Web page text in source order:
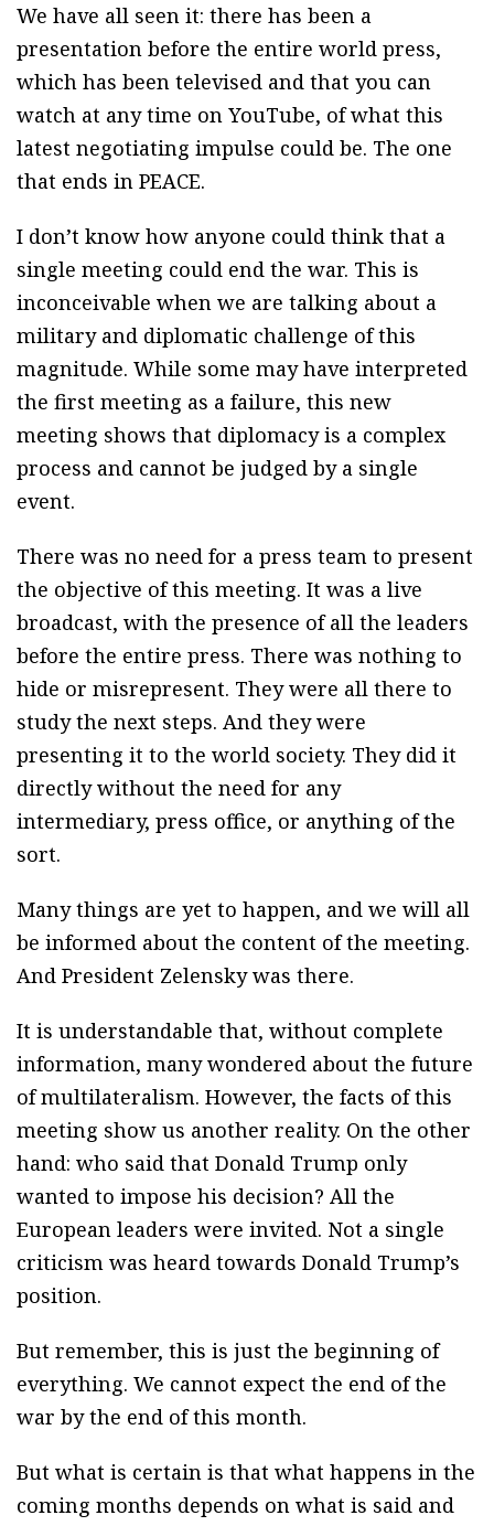
We have all seen it: there has been a
presentation before the entire world press,
which has been televised and that you can
watch at any time on YouTube, of what this
latest negotiating impulse could be. The one
that ends in PEACE.
I don’t know how anyone could think that a
single meeting could end the war. This is
inconceivable when we are talking about a
military and diplomatic challenge of this
magnitude. While some may have interpreted
the first meeting as a failure, this new
meeting shows that diplomacy is a complex
process and cannot be judged by a single
event.
There was no need for a press team to present
the objective of this meeting. It was a live
broadcast, with the presence of all the leaders
before the entire press. There was nothing to
hide or misrepresent. They were all there to
study the next steps. And they were
presenting it to the world society. They did it
directly without the need for any
intermediary, press office, or anything of the
sort.
Many things are yet to happen, and we will all
be informed about the content of the meeting.
And President Zelensky was there.
It is understandable that, without complete
information, many wondered about the future
of multilateralism. However, the facts of this
meeting show us another reality. On the other
hand: who said that Donald Trump only
wanted to impose his decision? All the
European leaders were invited. Not a single
criticism was heard towards Donald Trump’s
position.
But remember, this is just the beginning of
everything. We cannot expect the end of the
war by the end of this month.
But what is certain is that what happens in the
coming months depends on what is said and